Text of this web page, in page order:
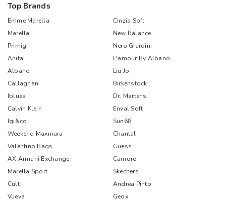
Top Brands
Emme Marella
Cinzia Soft
Marella
New Balance
Primigi
Nero Giardini
Anita
L'amour By Albano
Albano
Liu Jo
Callaghan
Birkenstock
Iblues
Dr. Martens
Calvin Klein
Enval Soft
Igi&co
Sun68
Weekend Maxmara
Chantal
Valentino Bags
Guess
AX Armani Exchange
Camore
Marella Sport
Skechers
Cult
Andrea Pinto
Vueva
Geox